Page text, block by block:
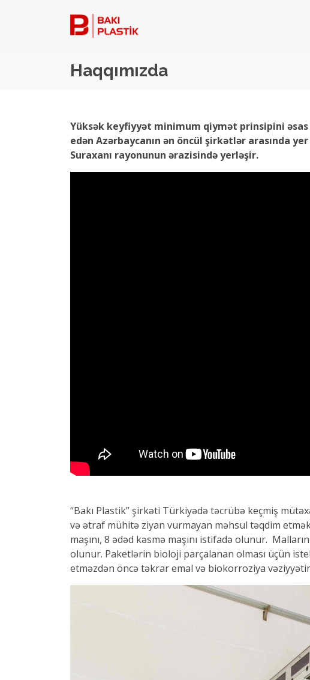
Haqqımızda
Yüksək keyfiyyət minimum qiymət prinsipini
edən Azərbaycanın ən öncül şirkətlər arasında
Suraxanı rayonunun ərazisində yerləşir.
“Bakı Plastik” şirkəti Türkiyədə təcrübə keçmiş
və ətraf mühitə ziyan vurmayan məhsul təqdim
maşını, 8 ədəd kəsmə maşını istifadə olunur.
olunur. Paketlərin bioloji parçalanan olması üçün
etməzdən öncə təkrar emal və biokorroziya